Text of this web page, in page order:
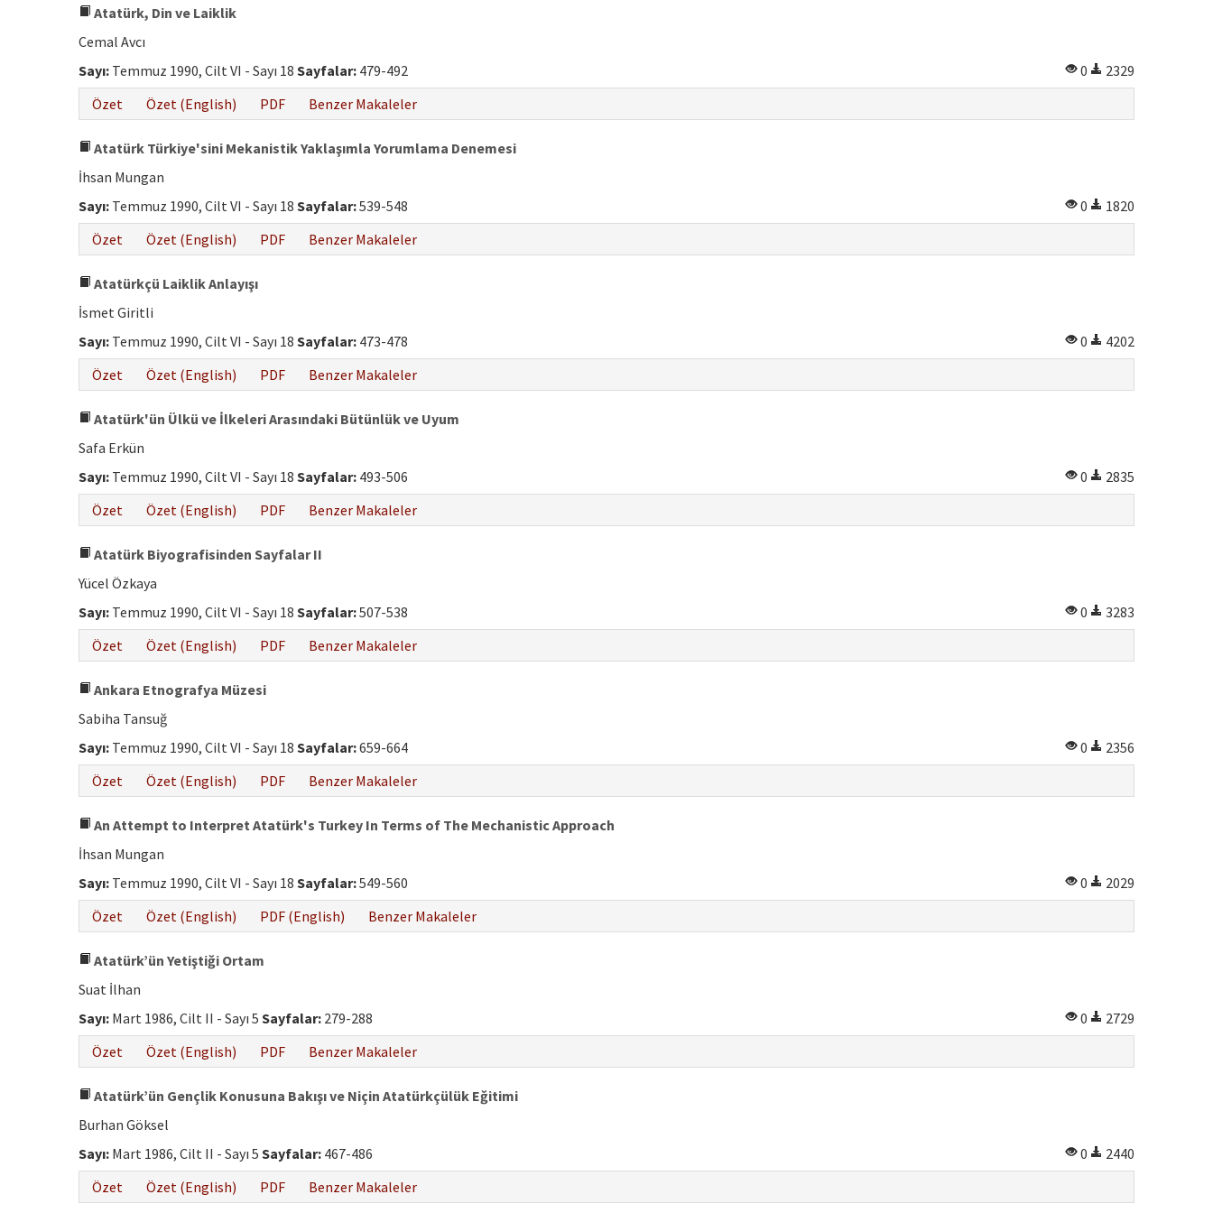
Atatürk, Din ve Laiklik
Cemal Avcı
Sayı: Temmuz 1990, Cilt VI - Sayı 18 Sayfalar: 479-492 0
2329
Özet
Özet (English) PDF Benzer Makaleler
Atatürk Türkiye'sini Mekanistik Yaklaşımla Yorumlama Denemesi
İhsan Mungan
Sayı: Temmuz 1990, Cilt VI - Sayı 18 Sayfalar:539-548 0
1820
Özet
Özet (English) PDF Benzer Makaleler
Atatürkçü Laiklik Anlayışı
İsmet Giritli
Sayı: Temmuz 1990, Cilt VI - Sayı 18 Sayfalar: 473-478 0
4202
Özet
Özet (English) PDF Benzer Makaleler
Atatürk'ün Ülkü ve İlkeleri Arasındaki Bütünlük ve Uyum
Safa Erkün
Sayı: Temmuz 1990, Cilt VI - Sayı 18 Sayfalar: 493-506 0
2835
Özet
Özet (English) PDF Benzer Makaleler
Atatürk Biyografisinden Sayfalar II
Yücel Özkaya
Sayı: Temmuz 1990, Cilt VI - Sayı 18 Sayfalar:507-538 0
3283
Özet
Özet (English) PDF Benzer Makaleler
Ankara Etnografya Müzesi
Sabiha Tansuğ
Sayı: Temmuz 1990, Cilt VI - Sayı 18 Sayfalar:659-664 0
2356
Özet
Özet (English) PDF Benzer Makaleler
An Attempt to Interpret Atatürk's Turkey In Terms of The Mechanistic Approach
İhsan Mungan
Sayı: Temmuz 1990, Cilt VI - Sayı 18 Sayfalar:549-560 0
2029
Özet
Özet (English) PDF (English) Benzer Makaleler
Atatürk’ün Yetiştiği Ortam
Suat İlhan
Sayı: Mart 1986, Cilt II - Sayı 5 Sayfalar: 279-288 0
2729
Özet
Özet (English) PDF Benzer Makaleler
Atatürk’ün Gençlik Konusuna Bakışı ve Niçin Atatürkçülük Eğitimi
Burhan Göksel
Sayı: Mart 1986, Cilt II - Sayı 5 Sayfalar: 467-486 0
2440
Özet
Özet (English) PDF Benzer Makaleler